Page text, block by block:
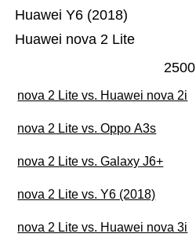
Huawei nova 2 Lite
Huawei Y6 (2018)
2500
nova 2 Lite vs. Huawei nova 2i
nova 2 Lite vs. Oppo A3s
nova 2 Lite vs. Galaxy J6+
nova 2 Lite vs. Y6 (2018)
nova 2 Lite vs. Huawei nova 3i